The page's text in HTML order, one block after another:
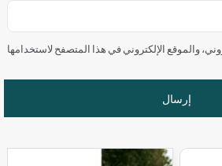
والموقع الإلكتروني في هذا المتصفح لاستخدامها